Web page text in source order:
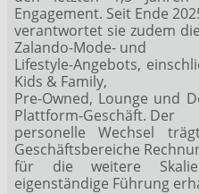
Engagement. Seit Ende
verantwortet sie zudem
Zalando-Mode- und
Lifestyle-Angebots,
Kids & Family,
Pre-Owned, Lounge und
Plattform-Geschäft. Der
personelle Wechsel
Geschäftsbereiche
für die weitere
eigenständige Führung